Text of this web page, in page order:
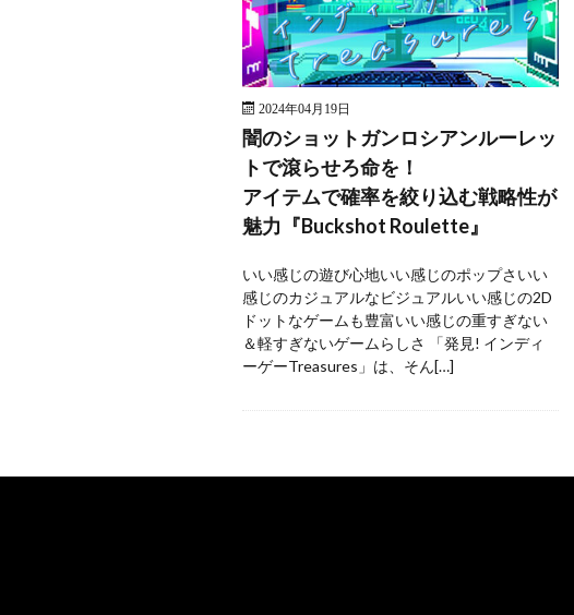
2024年04月19日
闇のショットガンロシアンルーレッ
トで滾らせろ命を！
アイテムで確率を絞り込む戦略性が
魅力『Buckshot Roulette』
いい感じの遊び心地いい感じのポップさいい
感じのカジュアルなビジュアルいい感じの2D
ドットなゲームも豊富いい感じの重すぎない
＆軽すぎないゲームらしさ 「発見! インディ
ーゲーTreasures」は、そん[…]